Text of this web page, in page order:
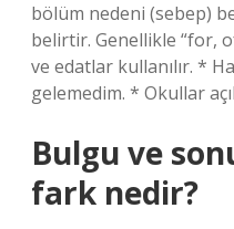
bölüm nedeni (sebep)
belirtir. Genellikle “for,
ve edatlar kullanılır. *
gelemedim. * Okullar
Bulgu ve
fark nedir?